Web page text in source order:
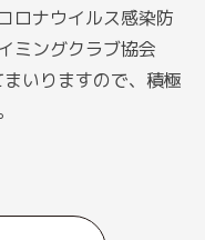
ロナウイルス感染防
ミングクラブ協会
いりますので、積極